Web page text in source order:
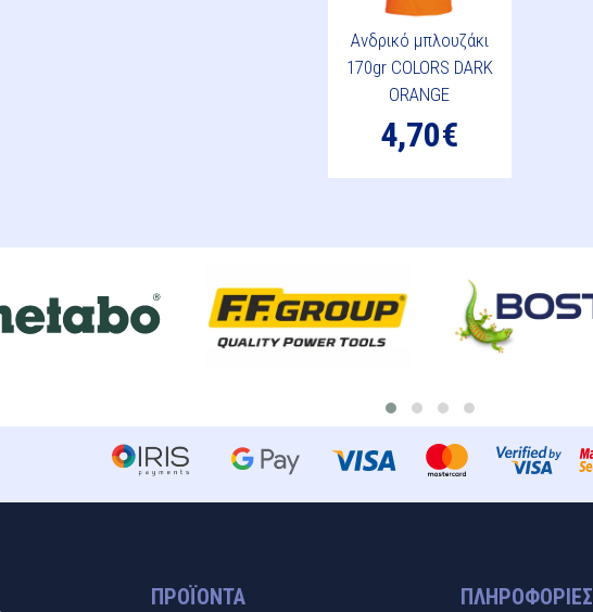
Ανδρικό μπλουζάκι
170gr COLORS DARK
ORANGE
4,70€
ΠΡΟΪΌΝΤΑ ΠΛΗΡΟΦΟΡΊΕΣ